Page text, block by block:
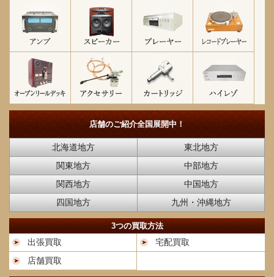
店舗のご紹介全国展開中！
北海道地方
東北地方
関東地方
中部地方
関西地方
中国地方
四国地方
九州・沖縄地方
3つの買取方法
出張買取
宅配買取
店舗買取